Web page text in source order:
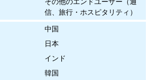
信、旅行・ホスピタリティ）
中国
日本
インド
韓国